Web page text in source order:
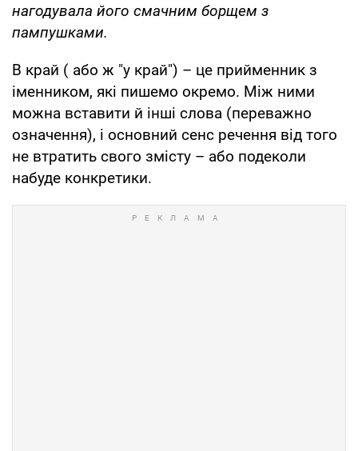
нагодувала його смачним борщем з
пампушками.
В край ( або ж "у край") – це прийменник з
іменником, які пишемо окремо. Між ними
можна вставити й інші слова (переважно
означення), і основний сенс речення від того
не втратить свого змісту – або подеколи
набуде конкретики.